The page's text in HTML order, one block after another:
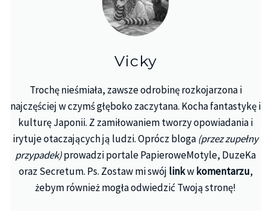
Vicky
Trochę nieśmiała, zawsze odrobinę rozkojarzona i
najczęściej w czymś głęboko zaczytana. Kocha fantastykę i
kulturę Japonii. Z zamiłowaniem tworzy opowiadania i
irytuje otaczających ją ludzi. Oprócz bloga (przez zupełny
przypadek)prowadzi portale PapieroweMotyle, DuzeKa
oraz Secretum. Ps. Zostaw mi swój linkwkomentarzu,
żebym również mogła odwiedzić Twoją stronę!